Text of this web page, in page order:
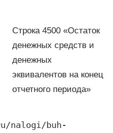
Строка 4500 «Остаток
денежных средств и
денежных
эквивалентов на конец
отчетного периода»
nalogi/buh-